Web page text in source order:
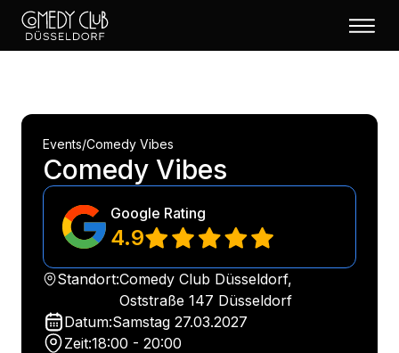
Events/Comedy Vibes
Comedy Vibes
Google Rating
4.9
Standort:Comedy Club Düsseldorf,
Oststraße 147 Düsseldorf
Datum:Samstag 27.03.2027
Zeit:18:00 - 20:00